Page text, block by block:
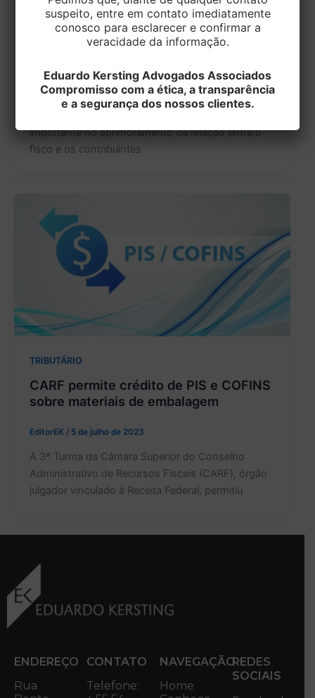
TRIBUTÁRIO
Transação Tributária: Receita Federal
EditorEK/17 de julho de 2025
importante no aprimoramento da relação entre o
fisco e os contribuintes
TRIBUTÁRIO
CARF permite crédito de PIS e COFINS
sobre materiais de embalagem
EditorEK / 5 de julho de 2023
A 3ª Turma da Câmara Superior do Conselho
Administrativo de Recursos Fiscais (CARF), órgão
julgador vinculado à Receita Federal, permitiu
ENDEREÇO
Rua
CONTATO
Telefone:
NAVEGAÇÃO
Home
REDES
SOCIAIS
suspeito, entre em contato imediatamente
conosco para esclarecer e confirmar a
veracidade da informação.
Eduardo Kersting Advogados Associados
Compromisso com a ética, a transparência
e a segurança dos nossos clientes.